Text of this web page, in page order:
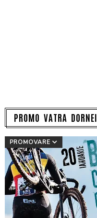
PROMO VATRA DORNEI
PROMOVARE